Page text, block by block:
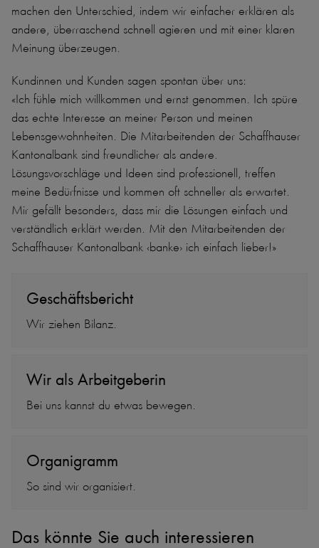
machen den Unterschied, indem wir einfacher erklären als
andere, überraschend schnell agieren und mit einer klaren
Meinung überzeugen.
Kundinnen und Kunden sagen spontan über uns:
«Ich fühle mich willkommen und ernst genommen. Ich spüre
das echte Interesse an meiner Person und meinen
Lebensgewohnheiten. Die Mitarbeitenden der Schaffhauser
Kantonalbank sind freundlicher als andere.
Lösungsvorschläge und Ideen sind professionell, treffen
meine Bedürfnisse und kommen oft schneller als erwartet.
Mir gefällt besonders, dass mir die Lösungen einfach und
verständlich erklärt werden. Mit den Mitarbeitenden der
Schaffhauser Kantonalbank ‹banke› ich einfach lieber!»
Geschäftsbericht
Wir ziehen Bilanz.
Wir als Arbeitgeberin
Bei uns kannst du etwas bewegen.
Organigramm
So sind wir organisiert.
Das könnte Sie auch interessieren